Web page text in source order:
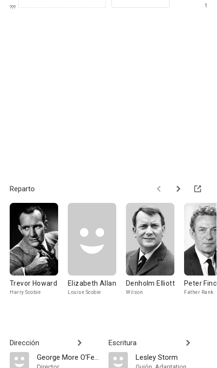
???
1
Reparto
Trevor Howard
Harry Scobie
Elizabeth Allan
Louise Scobie
Denholm Elliott
Wilson
Peter
Father Rank
Dirección
George More O'Ferrall
Escritura
Lesley Storm